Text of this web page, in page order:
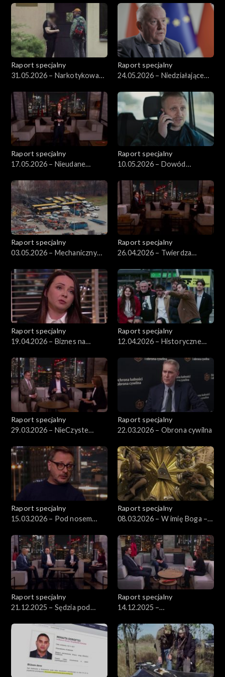
Raport specjalny
31.05.2026 – Narkotykowa
Raport specjalny
24.05.2026 – Niedziałające
Raport specjalny
17.05.2026 – Nieudane
Raport specjalny
10.05.2026 – Dowód
Raport specjalny
03.05.2026 – Mechaniczny
Raport specjalny
26.04.2026 – Twierdza
Raport specjalny
19.04.2026 – Biznes na
Raport specjalny
12.04.2026 – Historyczne
Raport specjalny
29.03.2026 – NieCzyste
Raport specjalny
22.03.2026 – Obrona cywilna
Raport specjalny
15.03.2026 – Pod nosem
Raport specjalny
08.03.2026 – W imię Boga –
Polsce
Raport specjalny
21.12.2025 – Sędzia pod
Raport specjalny
14.12.2025 –